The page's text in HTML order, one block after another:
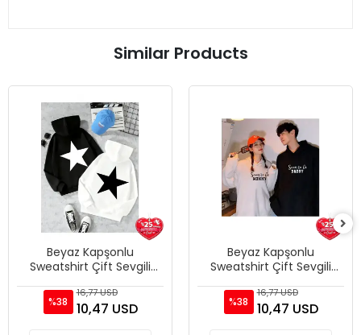
Similar Products
Beyaz Kapşonlu
Sweatshirt Çift Sevgili
Clothing
%38
16,77 USD
10,47 USD
Beyaz Kapşonlu
Sweatshirt Çift Sevgili
Clothing
%38
16,77 USD
10,47 USD